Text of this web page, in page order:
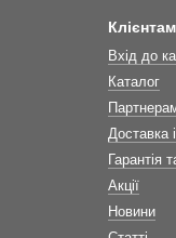
Клієнтам
Вхід до
Каталог
Доставка
Гарантія
Акції
Новини